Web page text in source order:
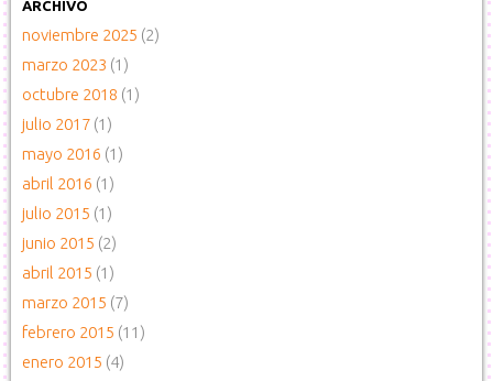
ARCHIVO
noviembre 2025 (2)
marzo 2023 (1)
octubre 2018 (1)
julio 2017 (1)
mayo 2016 (1)
abril 2016 (1)
julio 2015 (1)
junio 2015 (2)
abril 2015 (1)
marzo 2015 (7)
febrero 2015 (11)
enero 2015 (4)